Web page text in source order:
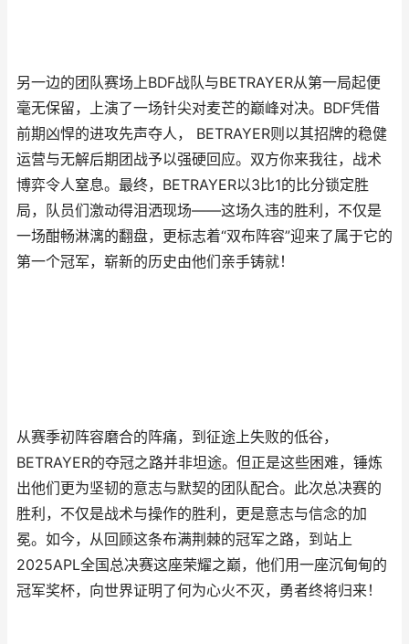
另一边的团队赛场上BDF战队与BETRAYER从第一局起便
毫无保留，上演了一场针尖对麦芒的巅峰对决。BDF凭借
前期凶悍的进攻先声夺人， BETRAYER则以其招牌的稳健
运营与无解后期团战予以强硬回应。双方你来我往，战术
博弈令人窒息。最终，BETRAYER以3比1的比分锁定胜
局，队员们激动得泪洒现场——这场久违的胜利，不仅是
一场酣畅淋漓的翻盘，更标志着“双布阵容”迎来了属于它的
第一个冠军，崭新的历史由他们亲手铸就！
从赛季初阵容磨合的阵痛，到征途上失败的低谷，
BETRAYER的夺冠之路并非坦途。但正是这些困难，锤炼
出他们更为坚韧的意志与默契的团队配合。此次总决赛的
胜利，不仅是战术与操作的胜利，更是意志与信念的加
冕。如今，从回顾这条布满荆棘的冠军之路，到站上
2025APL全国总决赛这座荣耀之巅，他们用一座沉甸甸的
冠军奖杯，向世界证明了何为心火不灭，勇者终将归来！